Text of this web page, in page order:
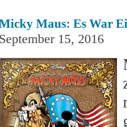
Maus: Es War
September 15, 2016